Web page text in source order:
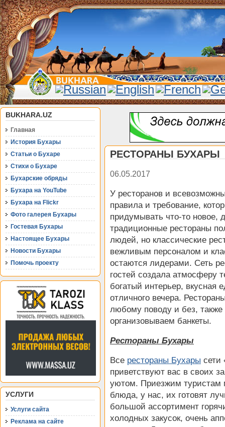
BUKHARA.UZ
Главная
История Бухары
Статьи о Бухаре
Стихи о Бухаре
Бухарские обряды
Бухара на YouTube
Бухара на Flickr
Фото галерея Бухары
Гостевая Бухары
Настоящее Бухары
Новости Бухары
Помочь проекту
УСЛУГИ
Услуги сайта
Реклама на сайте
РЕСТОРАНЫ БУХАРЫ
06.05.2017
У ресторанов и
правила и требование,
придумывать что-то новое,
традиционные рестораны
людей, но классические
вежливым персоналом и
остаются лидерами. Сеть
гостей создала атмосферу
богатый интерьер,
отличного вечера.
любому поводу и без,
организовываем банкеты.
Рестораны Бухары
Все рестораны Бухары сети
приветствуют вас в своих
уютом. Приезжим
блюда, у нас, их готовят
большой ассортимент
холодных закусок, очень